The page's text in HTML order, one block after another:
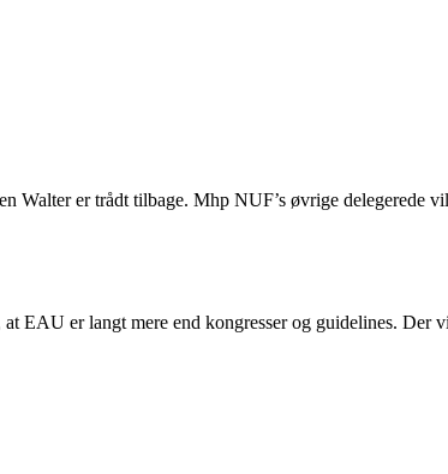
Walter er trådt tilbage. Mhp NUF’s øvrige delegerede
EAU er langt mere end kongresser og guidelines. Der